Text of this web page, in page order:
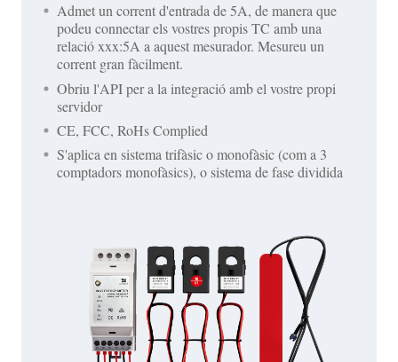
Admet un corrent d'entrada de 5A, de manera que
podeu connectar els vostres propis TC amb una
relació xxx:5A a aquest mesurador. Mesureu un
corrent gran fàcilment.
Obriu l'API per a la integració amb el vostre propi
servidor
CE, FCC, RoHs Complied
S'aplica en sistema trifàsic o monofàsic (com a 3
comptadors monofàsics), o sistema de fase dividida